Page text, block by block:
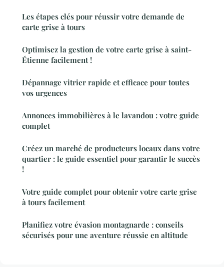
Les étapes clés pour réussir votre demande de
carte grise à tours
Optimisez la gestion de votre carte grise à saint-
Étienne facilement !
Dépannage vitrier rapide et efficace pour toutes
vos urgences
Annonces immobilières à le lavandou : votre guide
complet
Créez un marché de producteurs locaux dans votre
quartier : le guide essentiel pour garantir le succès
!
Votre guide complet pour obtenir votre carte grise
à tours facilement
Planifiez votre évasion montagnarde : conseils
sécurisés pour une aventure réussie en altitude